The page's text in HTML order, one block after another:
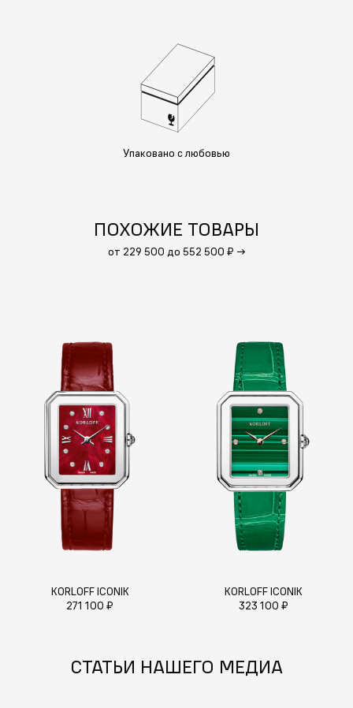
Упаковано с любовью
ПОХОЖИЕ ТОВАРЫ
от 229 500 до 552 500 ₽ →
KORLOFF ICONIK
271 100 ₽
KORLOFF ICONIK
323 100 ₽
СТАТЬИ НАШЕГО МЕДИА